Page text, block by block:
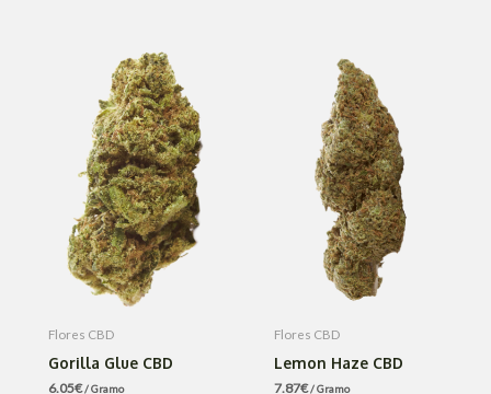
Flores CBD
Gorilla Glue CBD
6.05€/ Gramo
Flores CBD
Lemon Haze CBD
7.87€/ Gramo